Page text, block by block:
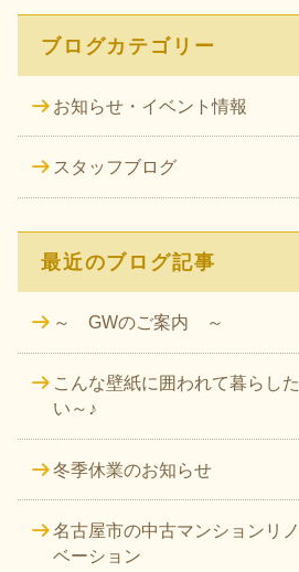
ブログカテゴリー
お知らせ・イベント情報
スタッフブログ
最近のブログ記事
～ GWのご案内 ～
こんな壁紙に囲われて暮らした
い～♪
冬季休業のお知らせ
名古屋市の中古マンションリノ
ベーション